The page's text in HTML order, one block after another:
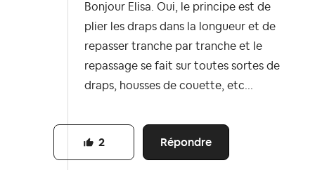
Bonjour Elisa. Oui, le principe est de
plier les draps dans la longueur et de
repasser tranche par tranche et le
repassage se fait sur toutes sortes de
draps, housses de couette, etc...
Répondre
2